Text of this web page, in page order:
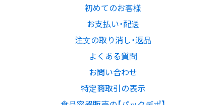
初めてのお客様
お支払い・配送
注文の取り消し・返品
よくある質問
お問い合わせ
特定商取引の表示